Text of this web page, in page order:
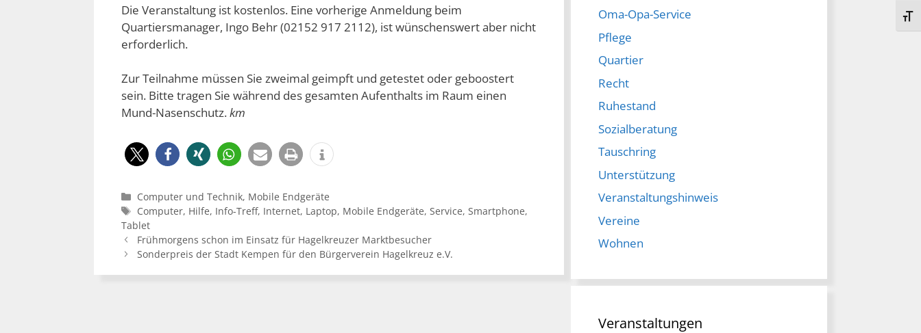
Die Veranstaltung ist kostenlos. Eine vorherige Anmeldung beim
Quartiersmanager, Ingo Behr (02152 917 2112), ist wünschenswert aber nicht
erforderlich.
Zur Teilnahme müssen Sie zweimal geimpft und getestet oder geboostert
sein. Bitte tragen Sie während des gesamten Aufenthalts im Raum einen
Mund-Nasenschutz.km
Kategorien
Computer und Technik, Mobile Endgeräte
Schlagwörter
Computer, Hilfe, Info-Treff, Internet, Laptop, Mobile Endgeräte,Service,Smartphone,
Tablet
Frühmorgens schon im Einsatz für Hagelkreuzer Marktbesucher
Sonderpreis der Stadt Kempen für den Bürgerverein Hagelkreuz e.V.
Oma-Opa-Service
Pflege
Quartier
Recht
Ruhestand
Sozialberatung
Tauschring
Unterstützung
Veranstaltungshinweis
Vereine
Wohnen
Veranstaltungen